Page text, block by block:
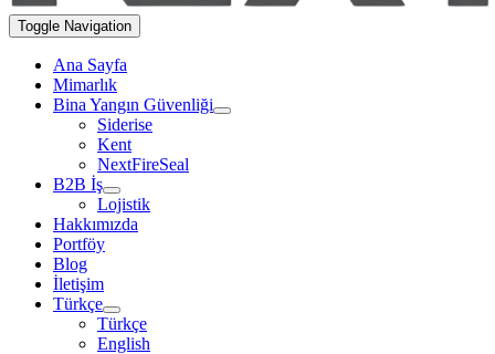
Toggle Navigation
Ana Sayfa
Mimarlık
Bina Yangın Güvenliği
Siderise
Kent
NextFireSeal
B2B İş
Lojistik
Hakkımızda
Portföy
Blog
İletişim
Türkçe
Türkçe
English